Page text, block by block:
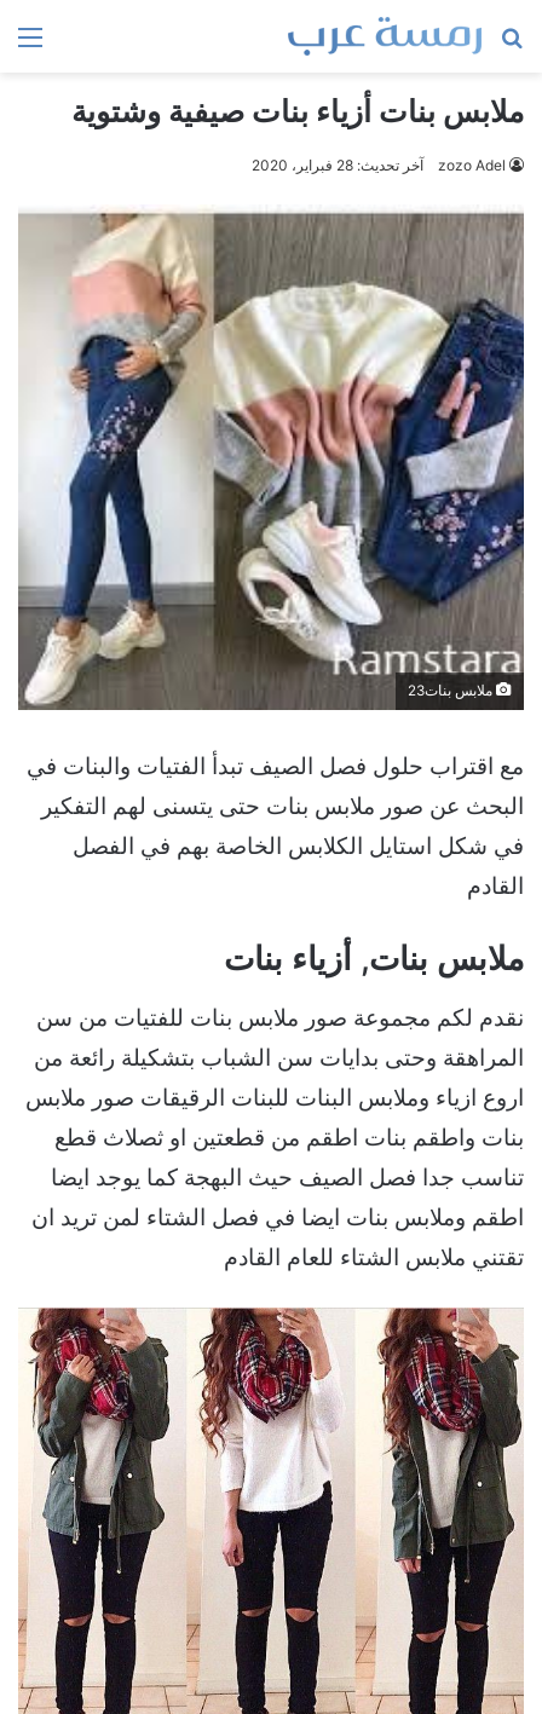
بحث
ملابس بنات أزياء بنات صيفية وشتوية
zozo Adel آخر تحديث: 28 فبراير، 2020
ملابس بنات23
مع اقتراب حلول فصل الصيف تبدأ الفتيات والبنات في
البحث عن صور ملابس بنات حتى يتسنى لهم التفكير
في شكل استايل الكلابس الخاصة بهم في الفصل
القادم
ملابس بنات, أزياء بنات
نقدم لكم مجموعة صور ملابس بنات للفتيات من سن
المراهقة وحتى بدايات سن الشباب بتشكيلة رائعة من
اروع ازياء وملابس البنات للبنات الرقيقات صور ملابس
بنات واطقم بنات اطقم من قطعتين او ثصلاث قطع
تناسب جدا فصل الصيف حيث البهجة كما يوجد ايضا
اطقم وملابس بنات ايضا في فصل الشتاء لمن تريد ان
تقتني ملابس الشتاء للعام القادم